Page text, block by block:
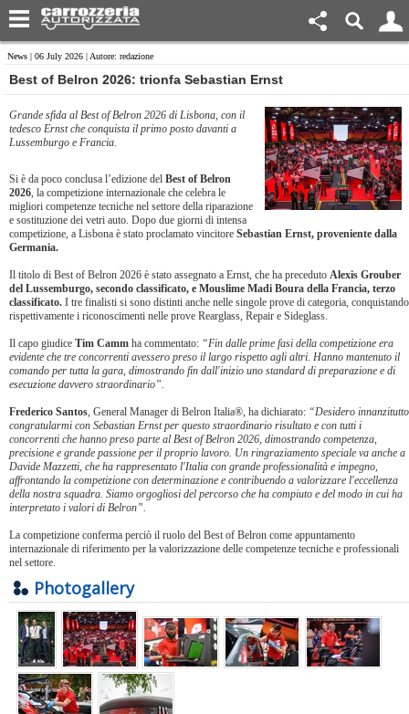
News | 06 July 2026 | Autore: redazione
Best of Belron 2026: trionfa Sebastian Ernst
Grande sfida al Best of Belron 2026 di Lisbona, con il
tedesco Ernst che conquista il primo posto davanti a
Lussemburgo e Francia.
Si è da poco conclusa l’edizione del Best of Belron
2026, la competizione internazionale che celebra le
migliori competenze tecniche nel settore della riparazione
e sostituzione dei vetri auto. Dopo due giorni di intensa
competizione, a Lisbona è stato proclamato vincitore Sebastian Ernst, proveniente dalla
Germania.
Il titolo di Best of Belron 2026 è stato assegnato a Ernst, che ha preceduto Alexis Grouber
del Lussemburgo, secondo classificato, e Mouslime Madi Boura della Francia, terzo
classificato. I tre finalisti si sono distinti anche nelle singole prove di categoria, conquistando
rispettivamente i riconoscimenti nelle prove Rearglass, Repair e Sideglass.
Il capo giudice Tim Camm ha commentato: “Fin dalle prime fasi della competizione era
evidente che tre concorrenti avessero preso il largo rispetto agli altri. Hanno mantenuto il
comando per tutta la gara, dimostrando fin dall'inizio uno standard di preparazione e di
esecuzione davvero straordinario”.
Frederico Santos, General Manager di Belron Italia®, ha dichiarato: “Desidero innanzitutto
congratularmi con Sebastian Ernst per questo straordinario risultato e con tutti i
concorrenti che hanno preso parte al Best of Belron 2026, dimostrando competenza,
precisione e grande passione per il proprio lavoro. Un ringraziamento speciale va anche a
Davide Mazzetti, che ha rappresentato l'Italia con grande professionalità e impegno,
affrontando la competizione con determinazione e contribuendo a valorizzare l'eccellenza
della nostra squadra. Siamo orgogliosi del percorso che ha compiuto e del modo in cui ha
interpretato i valori di Belron”.
La competizione conferma perciò il ruolo del Best of Belron come appuntamento
internazionale di riferimento per la valorizzazione delle competenze tecniche e professionali
nel settore.
Photogallery